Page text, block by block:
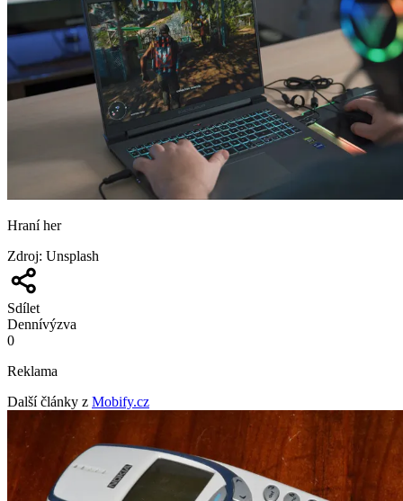
Hraní her
Zdroj: Unsplash
Sdílet
Dennívýzva
0
Reklama
Další články z Mobify.cz